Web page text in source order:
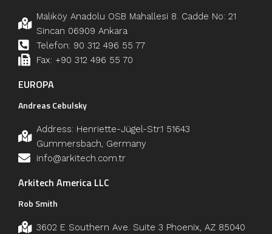
Malıköy Anadolu OSB Mahallesi 8. Cadde No: 21
Sincan 06909 Ankara
Telefon: 90 312 496 55 77
Fax: +90 312 496 55 70
EUROPA
Andreas Cebulsky
Address: Henriette-Jügel-Str.1 51643
Gummersbach, Germany
info@arkitech.com.tr
Arkitech America LLC
Rob Smith
3602 E Southern Ave. Suite 3 Phoenix, AZ 85040